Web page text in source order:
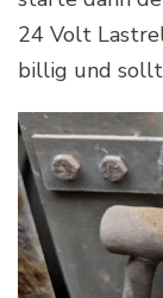
24 Volt
billig und